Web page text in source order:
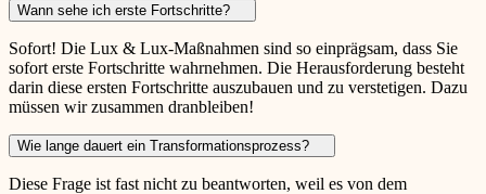
Wann sehe ich erste Fortschritte?
Sofort! Die Lux & Lux-Maßnahmen sind so einprägsam, dass Sie
sofort erste Fortschritte wahrnehmen. Die Herausforderung besteht
darin diese ersten Fortschritte auszubauen und zu verstetigen. Dazu
müssen wir zusammen dranbleiben!
Wie lange dauert ein Transformationsprozess?
Diese Frage ist fast nicht zu beantworten, weil es von dem